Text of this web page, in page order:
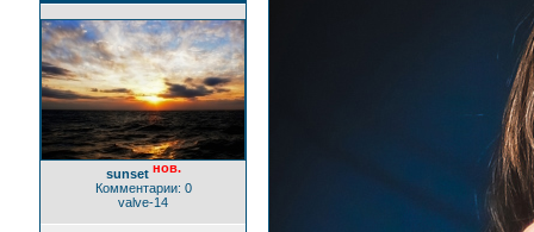
sunset нов.
Комментарии: 0
valve-14